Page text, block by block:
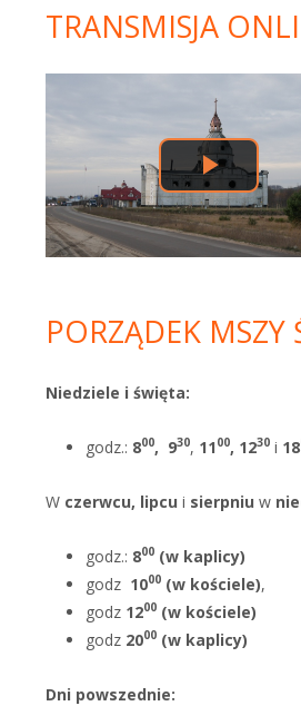
Główny
panel
boczny
TRANSMISJA
PORZĄDEK MSZY
Niedziele i święta:
godz.: 800, 930, 11 00, 1230 i 18
W czerwcu, lipcu i sierpniu w
godz.: 800 (w kaplicy)
godz 1000 (w kościele),
godz 1200 (w kościele)
godz 2000 (w kaplicy)
Dni powszednie: